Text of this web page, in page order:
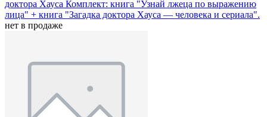
доктора Хауса Комплект: книга "Узнай лжеца по выражению
лица" + книга "Загадка доктора Хауса — человека и сериала".
нет в продаже